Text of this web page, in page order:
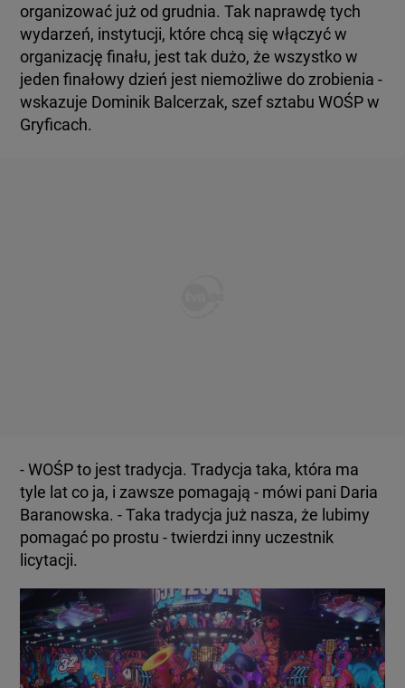
organizować już od grudnia. Tak naprawdę tych
wydarzeń, instytucji, które chcą się włączyć w
organizację finału, jest tak dużo, że wszystko w
jeden finałowy dzień jest niemożliwe do zrobienia -
wskazuje Dominik Balcerzak, szef sztabu WOŚP w
Gryficach.
- WOŚP to jest tradycja. Tradycja taka, która ma
tyle lat co ja, i zawsze pomagają - mówi pani Daria
Baranowska. - Taka tradycja już nasza, że lubimy
pomagać po prostu - twierdzi inny uczestnik
licytacji.